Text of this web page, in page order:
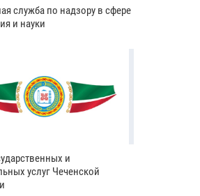
служба по надзору в сфере
и науки
и
услуг Чеченской